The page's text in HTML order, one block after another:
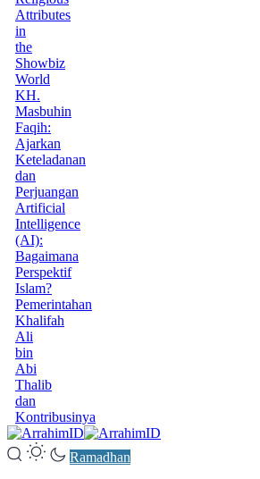
Attributes
in
the
Showbiz
World
KH.
Masbuhin
Faqih:
Ajarkan
Keteladanan
dan
Perjuangan
Artificial
Intelligence
(AI):
Bagaimana
Perspektif
Islam?
Pemerintahan
Khalifah
Ali
bin
Abi
Thalib
dan
Kontribusinya
Ramadhan